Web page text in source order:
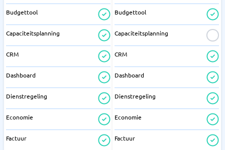
Budgettool
Capaciteitsplanning
CRM
Dashboard
Dienstregeling
Economie
Factuur
Budgettool
Capaciteitsplanning
CRM
Dashboard
Dienstregeling
Economie
Factuur